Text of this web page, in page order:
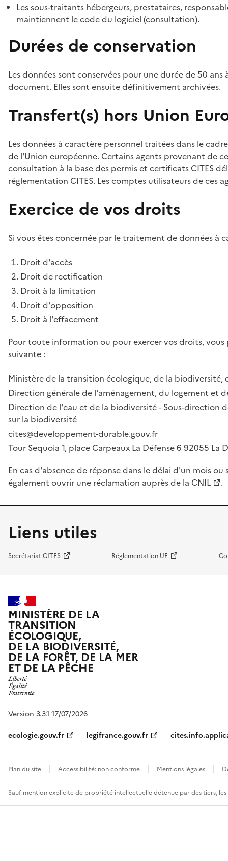
Les sous-traitants hébergeurs, prestataires,
maintiennent le code du logiciel (consultation).
Durées de conservation
Les données sont conservées pour une durée de 50
document. Elles sont ensuite définitivement archivées.
Transfert(s) hors Union
Les données à caractère personnel traitées dans le
de l'Union européenne. Certains agents provenant de
consultation à la base des permis et certificats CITES
réglementation CITES. Les comptes utilisateurs de ces
Exercice de vos droits
Si vous êtes concernée par le traitement de données à
Droit d'accès
Droit de rectification
Droit à la limitation
Droit d'opposition
Droit à l'effacement
Pour toute information ou pour exercer vos droits,
suivante :
Ministère de la transition écologique, de la biodiversité,
Direction générale de l'aménagement, du logement et
Direction de l'eau et de la biodiversité - Sous-direction
sur la biodiversité
cites@developpement-durable.gouv.fr
Tour Sequoia 1, place Carpeaux La Défense 6 92055 La
En cas d'absence de réponse dans le délai d'un mois
également ouvrir une réclamation auprès de la CNIL .
Liens utiles
Secrétariat CITES Réglementation UE
MINISTÈRE DE LA
TRANSITION
ÉCOLOGIQUE,
DE LA BIODIVERSITÉ,
DE LA FORÊT, DE LA MER
ET DE LA PÊCHE
Version 3.3.1 17/07/2026
ecologie.gouv.fr
legifrance.gouv.fr
Plan du site Accessibilité: non conforme Mentions légales
Sauf mention explicite de propriété intellectuelle détenue par des tiers,